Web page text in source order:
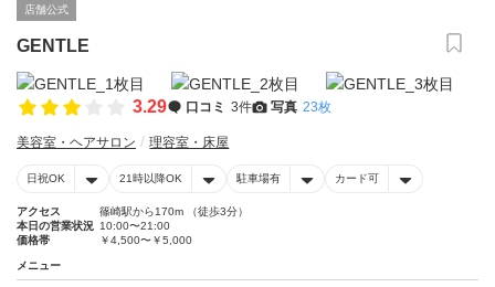
店舗公式
GENTLE
3.29 口コミ 3件 写真 23枚
美容室・ヘアサロン 理容室・床屋
日祝OK 21時以降OK 駐車場有 カード可
アクセス
篠崎駅から170m （徒歩3分）
本日の営業状況 10:00〜21:00
価格帯
￥4,500〜￥5,000
メニュー